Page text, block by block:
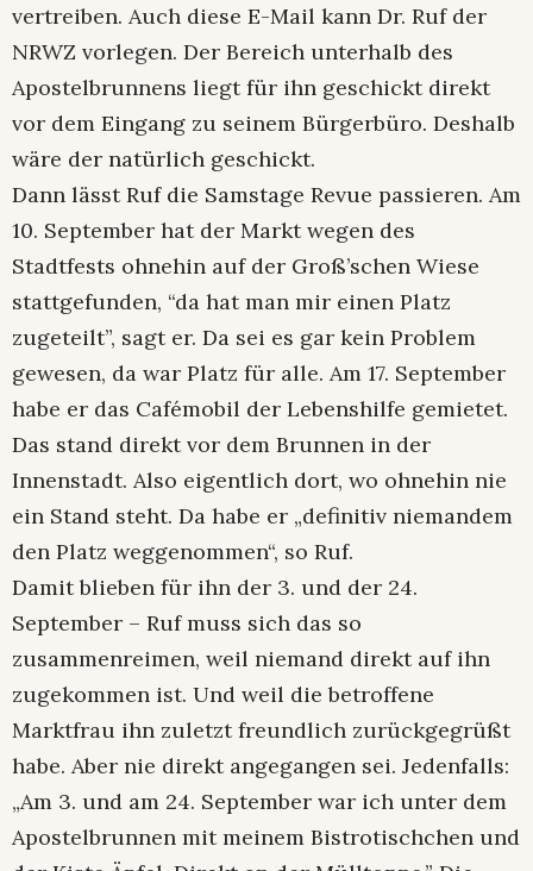
vertreiben. Auch diese E-Mail kann Dr. Ruf der
NRWZ vorlegen. Der Bereich unterhalb des
Apostelbrunnens liegt für ihn geschickt direkt
vor dem Eingang zu seinem Bürgerbüro. Deshalb
wäre der natürlich geschickt.
Dann lässt Ruf die Samstage Revue passieren. Am
10. September hat der Markt wegen des
Stadtfests ohnehin auf der Groß’schen Wiese
stattgefunden, “da hat man mir einen Platz
zugeteilt”, sagt er. Da sei es gar kein Problem
gewesen, da war Platz für alle. Am 17. September
habe er das Cafémobil der Lebenshilfe gemietet.
Das stand direkt vor dem Brunnen in der
Innenstadt. Also eigentlich dort, wo ohnehin nie
ein Stand steht. Da habe er „definitiv niemandem
den Platz weggenommen“, so Ruf.
Damit blieben für ihn der 3. und der 24.
September – Ruf muss sich das so
zusammenreimen, weil niemand direkt auf ihn
zugekommen ist. Und weil die betroffene
Marktfrau ihn zuletzt freundlich zurückgegrüßt
habe. Aber nie direkt angegangen sei. Jedenfalls:
„Am 3. und am 24. September war ich unter dem
Apostelbrunnen mit meinem Bistrotischchen und